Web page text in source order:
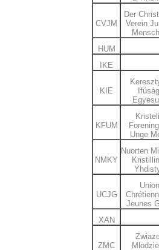
CVJM
Der
Verein
HUM
IKE
KIE
KFUM
Unge
NMKY
Nuorten
UCJG
Union
Jeunes
XAN
ZMC